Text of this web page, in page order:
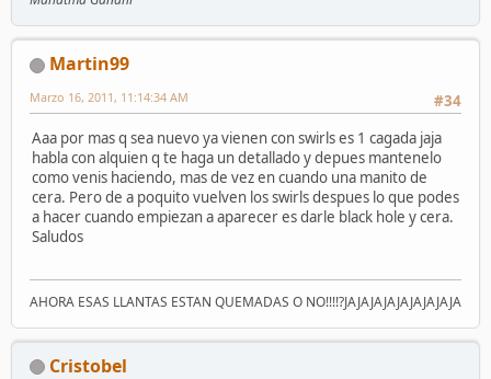
Martin99
#34
Marzo 16, 2011, 11:14:34 AM
Aaa por mas q sea nuevo ya vienen con swirls es 1 cagada jaja
habla con alquien q te haga un detallado y depues mantenelo
como venis haciendo, mas de vez en cuando una manito de
cera. Pero de a poquito vuelven los swirls despues lo que podes
a hacer cuando empiezan a aparecer es darle black hole y cera.
Saludos
AHORA ESAS LLANTAS ESTAN QUEMADAS O NO!!!!?JAJAJAJAJAJAJAJAJA
Cristobel